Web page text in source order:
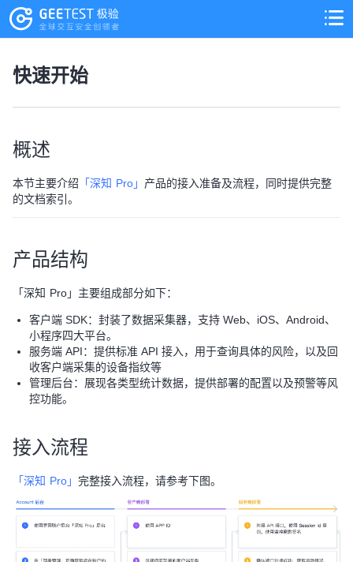
>
快速开始
概述
本节主要介绍 「深知 Pro」 产品的接入准备及流程，同时提供完整
的文档索引。
产品结构
「深知 Pro」主要组成部分如下：
客户端 SDK：封装了数据采集器，支持 Web、iOS、Android、
小程序四大平台。
服务端 API：提供标准 API 接入，用于查询具体的风险，以及回
收客户端采集的设备指纹等
管理后台：展现各类型统计数据，提供部署的配置以及预警等风
控功能。
接入流程
「深知 Pro」 完整接入流程，请参考下图。